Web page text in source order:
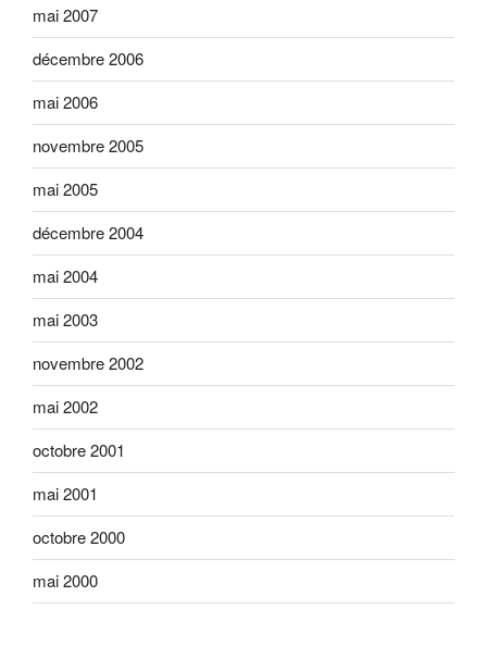
mai 2007
décembre 2006
mai 2006
novembre 2005
mai 2005
décembre 2004
mai 2004
mai 2003
novembre 2002
mai 2002
octobre 2001
mai 2001
octobre 2000
mai 2000